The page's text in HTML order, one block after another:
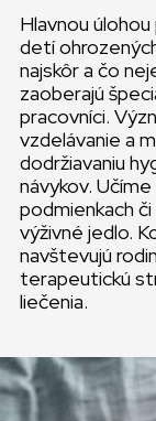
Hlavnou
detí
najskôr a čo
zaoberajú
pracovníci.
vzdelávanie a
dodržiavaniu
návykov.
podmienkach
výživné jedlo.
navštevujú
terapeutickú
liečenia.